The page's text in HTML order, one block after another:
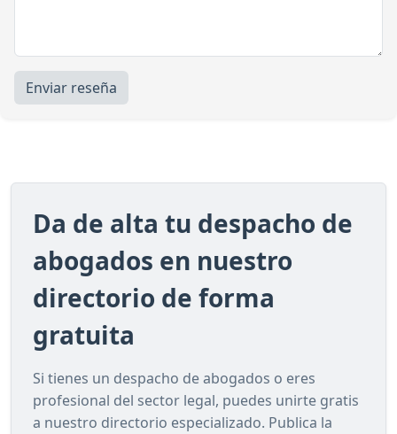
Enviar reseña
Da de alta tu despacho de
abogados en nuestro
directorio de forma
gratuita
Si tienes un despacho de abogados o eres
profesional del sector legal, puedes unirte gratis
a nuestro directorio especializado. Publica la